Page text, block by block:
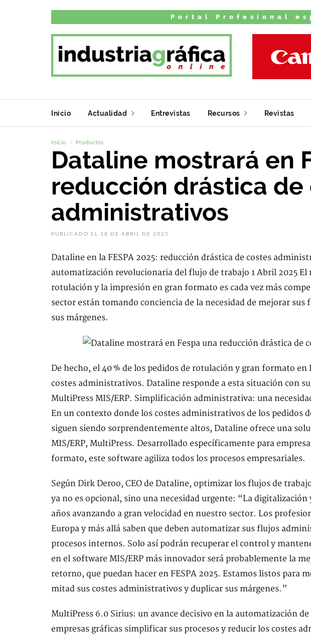
Portal Profesional
Inicio Actualidad Entrevistas Recursos Revistas
Inicio Productos
Dataline mostrará en
reducción drástica de
administrativos
PUBLICADO EL 18 DE ABRIL DE 2025
Dataline en la FESPA 2025: reducción drástica de costes
automatización revolucionaria del flujo de trabajo 1 Abril 2025 El
rotulación y la impresión en gran formato es cada vez más
sector están tomando conciencia de la necesidad de mejorar
sus márgenes.
De hecho, el 40 % de los pedidos de rotulación y gran formato en
costes administrativos. Dataline responde a esta situación con
MultiPress MIS/ERP. Simplificación administrativa: una
En un contexto donde los costes administrativos de los pedidos
siguen siendo sorprendentemente altos, Dataline ofrece una
MIS/ERP, MultiPress. Desarrollado específicamente para
formato, este software agiliza todos los procesos empresariales.
Según Dirk Deroo, CEO de Dataline, optimizar los flujos de
ya no es opcional, sino una necesidad urgente: “La
años avanzando a gran velocidad en nuestro sector. Los
Europa y más allá saben que deben automatizar sus flujos
procesos internos. Solo así podrán recuperar el control y
en el software MIS/ERP más innovador será probablemente la
retorno, que puedan hacer en FESPA 2025. Estamos listos para
mitad sus costes administrativos y duplicar sus márgenes.”
MultiPress 6.0 Sirius: un avance decisivo en la automatización
empresas gráficas simplificar sus procesos y reducir los costes